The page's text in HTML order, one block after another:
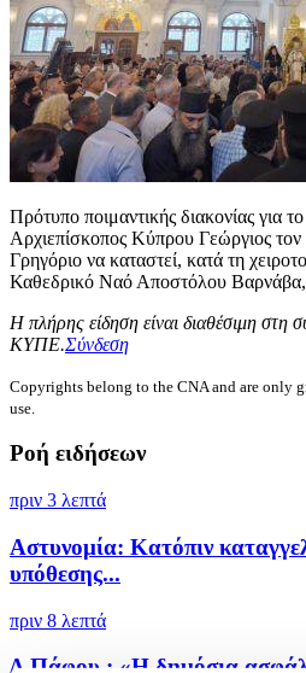
Πρότυπο ποιμαντικής διακονίας για
Αρχιεπίσκοπος Κύπρου Γεώργιος
Γρηγόριο να καταστεί, κατά τη
Καθεδρικό Ναό Αποστόλου
Η πλήρης είδηση είναι διαθέσιμη στη
ΚΥΠΕ.Σύνδεση
Copyrights belong to the CNA and are only
use.
Ροή ειδήσεων
πριν 3 λεπτά
Αστυνομία: Κατόπιν
υπόθεσης...
πριν 8 λεπτά
Δ.Πάφου : «Η δημόσια